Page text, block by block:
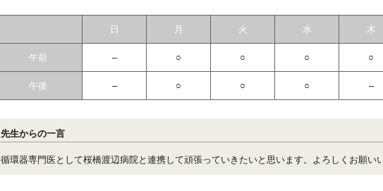
日 月 火 水 木
午前 – ○ ○ ○ ○
午後 – ○ ○ ○ –
先生からの一言
循環器専門医として桜橋渡辺病院と連携して頑張っていきたいと思います。よろしくお願い